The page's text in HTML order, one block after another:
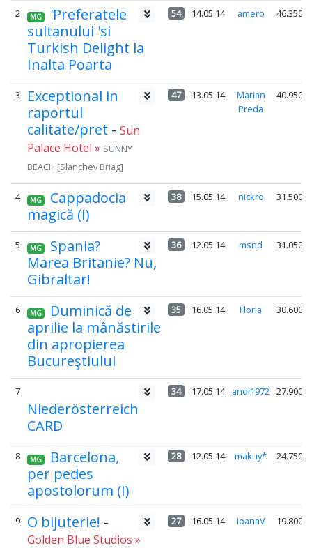
2 MG
'Preferatele
sultanului 'si
Turkish Delight la
Inalta Poarta
54 14.05.14 amero 46.350
3
Exceptional in
raportul
calitate/pret - Sun
Palace Hotel » SUNNY
BEACH [Slanchev Briag]
47 13.05.14
Marian
Preda
40.950
4 MG
Cappadocia
magică (I)
38 15.05.14 nickro 31.500
5 MG
Spania?
Marea Britanie? Nu,
Gibraltar!
36 12.05.14 msnd 31.050
6 MG
Duminică de
aprilie la mânăstirile
din apropierea
Bucureştiului
35 16.05.14 Floria 30.600
7
Niederösterreich
CARD
34 17.05.14 andi1972 27.900
8 MG
Barcelona,
per pedes
apostolorum (I)
28 12.05.14 makuy* 24.750
9 O bijuterie! -
Golden Blue Studios »
27 16.05.14 IoanaV 19.800